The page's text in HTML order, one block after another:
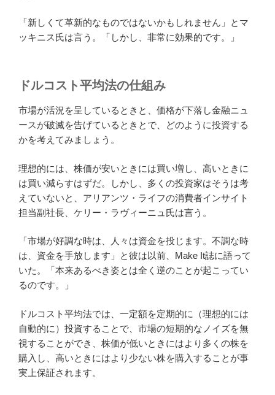
「新しくて革新的なものではないかもしれません」とマ
ッキニス氏は言う。「しかし、非常に効果的です。」
ドルコスト平均法の仕組み
市場が活況を呈しているときと、価格が下落し金融ニュ
ースが破滅を告げているときとで、どのように投資する
かを考えてみましょう。
理想的には、株価が安いときには買い増し、高いときに
は買い減らすはずだ。しかし、多くの投資家はそうは考
えていないと、アリアンツ・ライフの消費者インサイト
担当副社長、ケリー・ラヴィーニュ氏は言う。
「市場が好調な時は、人々は資金を投じます。不調な時
は、資金を手放します」と彼は以前、Make It誌に語って
いた。
「本来あるべき姿とは全く逆のことが起こってい
るのです。」
ドルコスト平均法では、一定額を定期的に（理想的には
自動的に）投資することで、市場の短期的なノイズを無
視することができ、株価が低いときにはより多くの株を
購入し、高いときにはより少ない株を購入することが事
実上保証されます。